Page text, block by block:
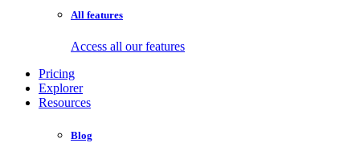
All features
Access all our features
Pricing
Explorer
Resources
Blog